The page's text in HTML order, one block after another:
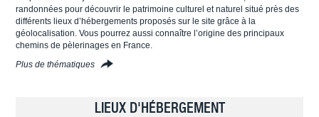
randonnées pour découvrir le patrimoine culturel et naturel situé près des
différents lieux d’hébergements proposés sur le site grâce à la
géolocalisation. Vous pourrez aussi connaître l’origine des principaux
chemins de pèlerinages en France.
Plus de thématiques
LIEUX D'HÉBERGEMENT